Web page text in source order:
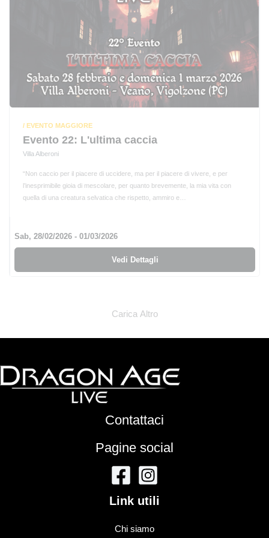
/ EVENTO MAGGIORE
Evento 22: L'ultima caccia
Villa Alberoni
“Non caccio per il piacere di uccidere, ma per il piacere di vivere, e per
l’inesprimibile gioia di mescolare, per quanto brevemente, la mia vita con
quella di una creatura selvatica che rispetto, ammiro e…
Sab, 28/02/2026- 01/03/2026
Vedi Dettagli
Carica Altro
Contattaci
Pagine social
Link utili
Chi siamo